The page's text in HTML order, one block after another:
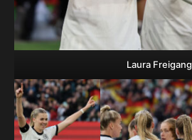
Laura Freigang